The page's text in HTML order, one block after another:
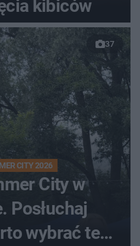
kibiców
37
CITY 2026
City w
Posłuchaj
wybrać ten